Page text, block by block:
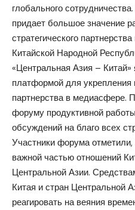
глобального
придает большое значение
стратегического
Китайской Народной
«Центральная Азия – Китай»
платформой для укрепления
партнерства в медиасфере.
форуму продуктивной
обсуждений на благо всех
Участники форума
важной частью отношений
Центральной Азии.
Китая и стран Центральной
реагировать на веяния